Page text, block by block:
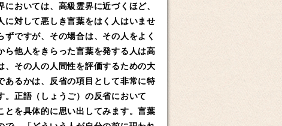
おいては、高級霊界に近づくほど、
に対して悪しき言葉をはく人はいませ
ですが、その場合は、その人をよく
ら他人をきらった言葉を発する人は高
、その人の人間性を評価するための大
あるかは、反省の項目として非常に特
正語（しょうご）の反省において
とを具体的に思い出してみます。言葉